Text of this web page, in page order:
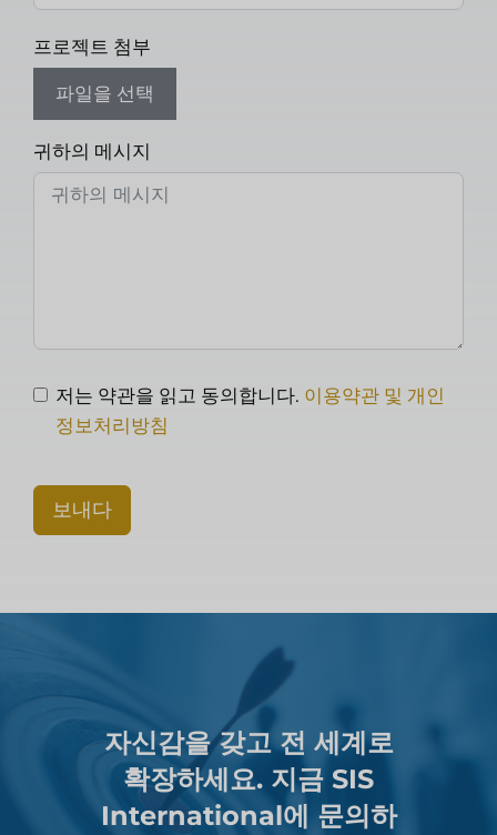
프로젝트 첨부
파일을 선택
귀하의 메시지
저는 약관을 읽고 동의합니다. 이용약관 및 개인
정보처리방침
보내다
자신감을 갖고 전 세계로
확장하세요. 지금 SIS
International에 문의하